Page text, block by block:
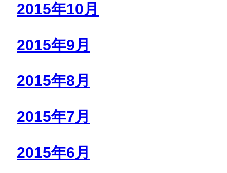
2015年10月
2015年9月
2015年8月
2015年7月
2015年6月